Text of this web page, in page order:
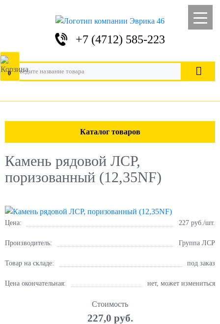
+7 (4712) 585-223
0
Каталог товаров
Камень рядовой ЛСР,
поризованный (12,35NF)
Цена: 227 руб./шт.
Производитель: Группа ЛСР
Товар на складе: под заказ
Цена окончательная: нет, может измениться
Стоимость
227,0 руб.